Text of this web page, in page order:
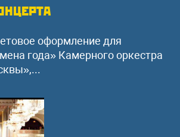
оформление для
года» Камерного оркестра